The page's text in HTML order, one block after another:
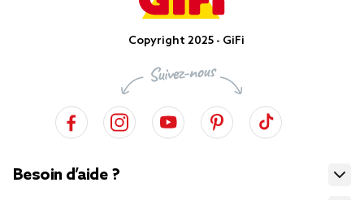
Copyright 2025 - GiFi
Besoin d’aide ?